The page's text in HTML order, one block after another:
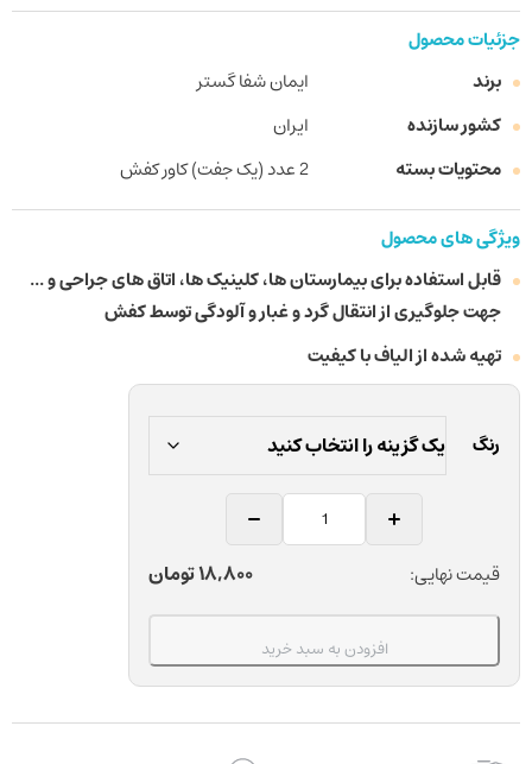
جزئیات محصول
برند
ایمان شفا گستر
کشور سازنده
ایران
محتویات بسته
2 عدد (یک جفت) کاور کفش
ویژگی های محصول
قابل استفاده برای بیمارستان ها، کلینیک ها، اتاق های جراحی و ...
جهت جلوگیری از انتقال گرد و غبار و آلودگی توسط کفش
تهیه شده از الیاف با کیفیت
رنگ
کفش
بلند
ایمان
قیمت نهایی: 18,800تومان
افزودن به سبد خرید